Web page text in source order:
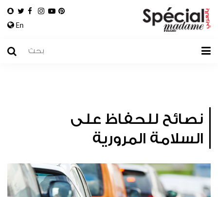
En
نصائح للحفاظ على
السلامة المرورية